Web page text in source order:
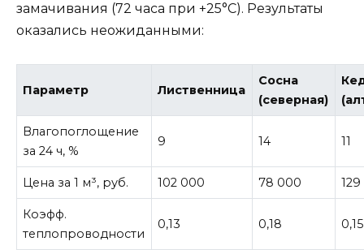
замачивания (72 часа при +25°C). Результаты
оказались неожиданными:
Параметр Лиственница
Cосна
(северная)
Влагопоглощение
за 24 ч, %
9 14 11
Цена за 1 м³, руб. 102 000 78 000
Коэфф.
теплопроводности
0,13 0,18 0,15